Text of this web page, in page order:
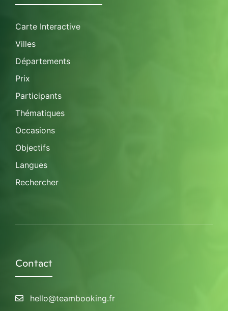
Carte Interactive
Villes
Départements
Prix
Participants
Thématiques
Occasions
Objectifs
Langues
Rechercher
Contact
hello@teambooking.fr